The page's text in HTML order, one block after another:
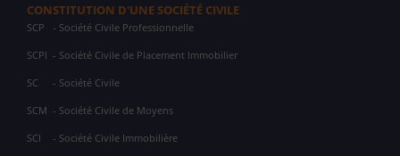
CONSTITUTION D'UNE SOCIÉTÉ CIVILE
SCP - Société Civile Professionnelle
SCPI - Société Civile de Placement Immobilier
SC - Société Civile
SCM - Société Civile de Moyens
SCI - Société Civile Immobilière